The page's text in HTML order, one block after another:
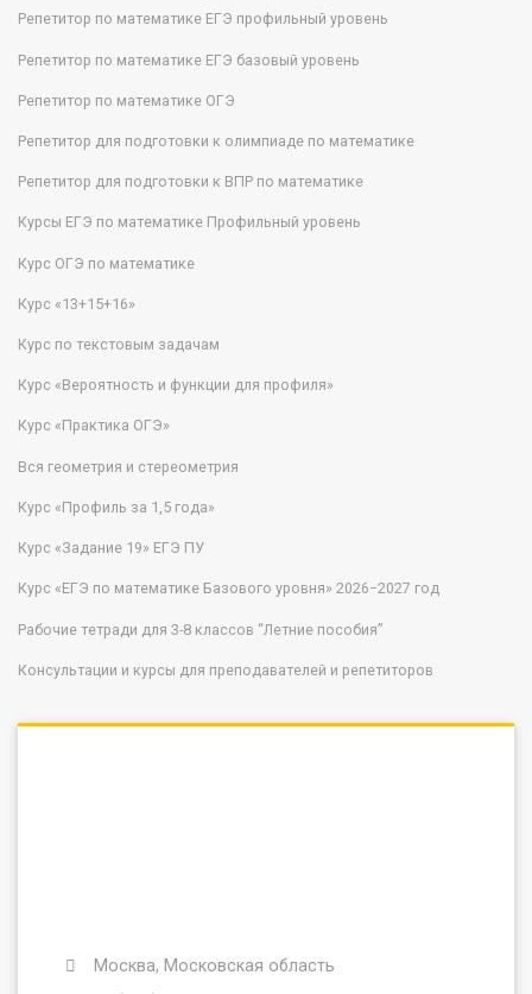
Репетитор по математике ЕГЭ профильный уровень
Репетитор по математике ЕГЭ базовый уровень
Репетитор по математике ОГЭ
Репетитор для подготовки к олимпиаде по математике
Репетитор для подготовки к ВПР по математике
Курсы ЕГЭ по математике Профильный уровень
Курс ОГЭ по математике
Курс «13+15+16»
Курс по текстовым задачам
Курс «Вероятность и функции для профиля»
Курс «Практика ОГЭ»
Вся геометрия и стереометрия
Курс «Профиль за 1,5 года»
Курс «Задание 19» ЕГЭ ПУ
Курс «ЕГЭ по математике Базового уровня» 2026−2027 год
Рабочие тетради для 3-8 классов “Летние пособия”
Консультации и курсы для преподавателей и репетиторов
Москва, Московская область